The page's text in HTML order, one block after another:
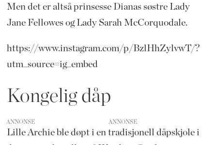
Men det er altså prinsesse Dianas søstre Lady
Jane Fellowes og Lady Sarah McCorquodale.
https://www.instagram.com/p/BzlHhZylvwT/?
utm_source=ig_embed
Kongelig dåp
ANNONSE
Lille Archie ble døpt i en tradisjonell dåpskjole i